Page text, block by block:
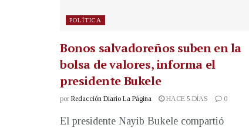
POLÍTICA
Bonos salvadoreños suben en la
bolsa de valores, informa el
presidente Bukele
por Redacción Diario La Página HACE 5 DÍAS 0
El presidente Nayib Bukele compartió